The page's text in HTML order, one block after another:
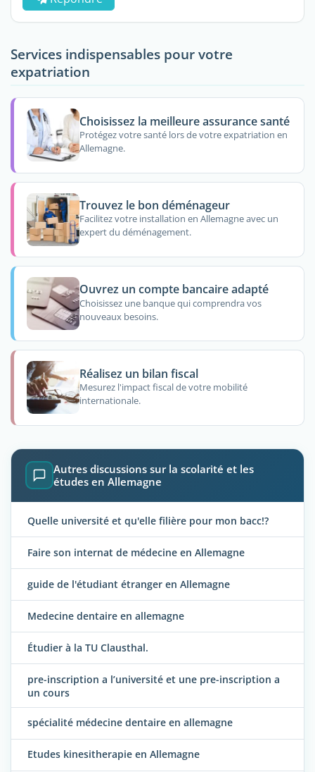
Services indispensables pour votre
expatriation
Choisissez la meilleure assurance santé
Protégez votre santé lors de votre expatriation en
Allemagne.
Trouvez le bon déménageur
Facilitez votre installation en Allemagne avec un
expert du déménagement.
Ouvrez un compte bancaire adapté
Choisissez une banque qui comprendra vos
nouveaux besoins.
Réalisez un bilan fiscal
Mesurez l'impact fiscal de votre mobilité
internationale.
Autres discussions sur la scolarité et les
études en Allemagne
Quelle université et qu'elle filière pour mon bacc!?
Faire son internat de médecine en Allemagne
guide de l'étudiant étranger en Allemagne
Medecine dentaire en allemagne
Étudier à la TU Clausthal.
pre-inscription a l’université et une pre-inscription a
un cours
spécialité médecine dentaire en allemagne
Etudes kinesitherapie en Allemagne